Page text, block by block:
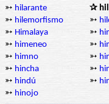
➳ hilarante ✰
➳ hilemorfismo ➳
➳ Himalaya ➳
➳ himeneo ➳
➳ himno ➳
➳ hincha ➳
➳ hindú ➳
➳ hinojo